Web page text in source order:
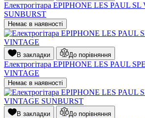
Електрогітара EPIPHONE LES PAUL
SUNBURST
Немає в наявності
В закладки До порівняння
Електрогітара EPIPHONE LES PAUL
VINTAGE
Немає в наявності
В закладки До порівняння